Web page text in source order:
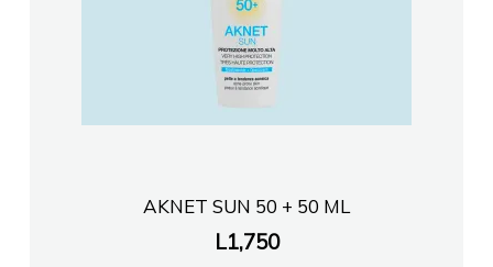
AKNET SUN 50 + 50 ML
L1,750